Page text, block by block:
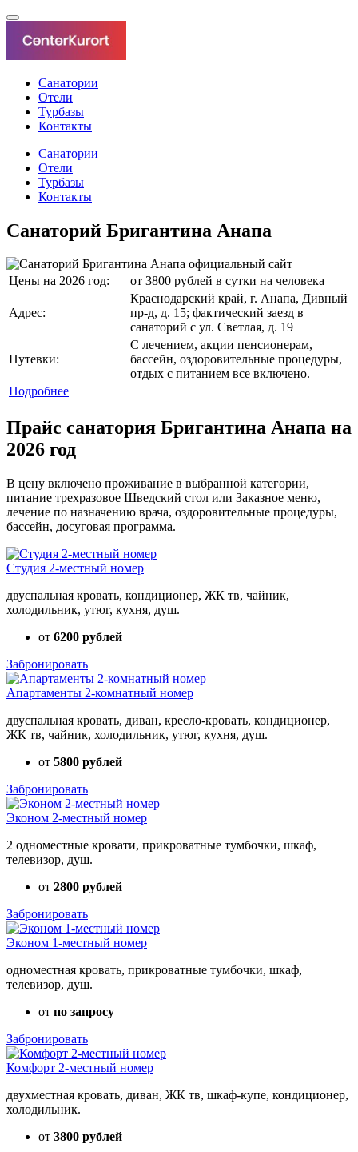
Санатории
Отели
Турбазы
Контакты
Санатории
Отели
Турбазы
Контакты
Санаторий Бригантина Анапа
Цены на 2026 год: от 3800 рублей в сутки на человека
Адрес:
Краснодарский край, г. Анапа, Дивный
пр-д, д. 15; фактический заезд в
санаторий с ул. Светлая, д. 19
Путевки:
С лечением, акции пенсионерам,
бассейн, оздоровительные процедуры,
отдых с питанием все включено.
Подробнее
Прайс санатория Бригантина Анапа на
2026 год
В цену включено проживание в выбранной категории,
питание трехразовое Шведский стол или Заказное меню,
лечение по назначению врача, оздоровительные процедуры,
бассейн, досуговая программа.
Студия 2-местный номер
двуспальная кровать, кондиционер, ЖК тв, чайник,
холодильник, утюг, кухня, душ.
от 6200 рублей
Забронировать
Апартаменты 2-комнатный номер
двуспальная кровать, диван, кресло-кровать, кондиционер,
ЖК тв, чайник, холодильник, утюг, кухня, душ.
от 5800 рублей
Забронировать
Эконом 2-местный номер
2 одноместные кровати, прикроватные тумбочки, шкаф,
телевизор, душ.
от 2800 рублей
Забронировать
Эконом 1-местный номер
одноместная кровать, прикроватные тумбочки, шкаф,
телевизор, душ.
от по запросу
Забронировать
Комфорт 2-местный номер
двухместная кровать, диван, ЖК тв, шкаф-купе, кондиционер,
холодильник.
от 3800 рублей